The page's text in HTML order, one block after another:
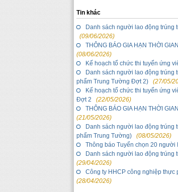
Tin khác
Danh sách người lao động trúng
(09/06/2026)
THÔNG BÁO GIA HẠN THỜI
(08/06/2026)
Kế hoạch tổ chức thi tuyển ứng
Danh sách người lao động trúng
phẩm Trung Tường Đợt 2)
(27/05/
Kế hoạch tổ chức thi tuyển ứng
Đợt 2
(22/05/2026)
THÔNG BÁO GIA HẠN THỜI
(21/05/2026)
Danh sách người lao động trúng
phẩm Trung Tường)
(08/05/2026)
Thông báo Tuyển chọn 20
Danh sách người lao động trúng
(29/04/2026)
Công ty HHCP công nghiệp thực
(28/04/2026)